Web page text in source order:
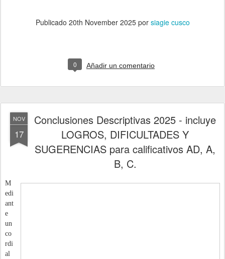
Publicado 20th November 2025por siagie cusco
0 Añadir un comentario
NOV
17
Conclusiones Descriptivas 2025 - incluye
LOGROS, DIFICULTADES Y
SUGERENCIAS para calificativos AD, A,
B, C.
M
edi
ant
e
un
co
rdi
al